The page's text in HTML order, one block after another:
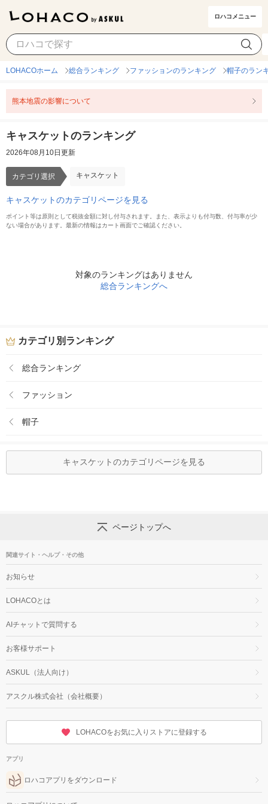
ロハコメニュー
キャスケット カテゴリ選択
LOHACOホーム 総合ランキング ファッションのランキング 帽子のラン
熊本地震の影響について
キャスケットのランキング
2026年08月10日更新
カテゴリ選択 キャスケット
キャスケットのカテゴリページを見る
ポイント等は原則として税抜金額に対し付与されます。また、表示よりも付与数、付与率が少
ない場合があります。最新の情報はカート画面でご確認ください。
対象のランキングはありません
総合ランキングへ
カテゴリ別ランキング
総合ランキング
ファッション
帽子
キャスケットのカテゴリページを見る
ページトップへ
関連サイト・ヘルプ・その他
お知らせ
LOHACOとは
AIチャットで質問する
お客様サポート
ASKUL（法人向け）
アスクル株式会社（会社概要）
LOHACOをお気に入りストアに登録する
アプリ
ロハコアプリをダウンロード